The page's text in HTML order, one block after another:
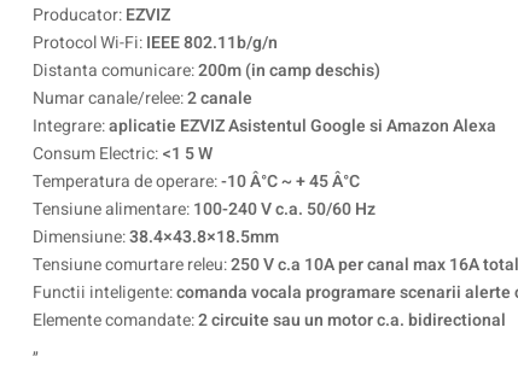
Producator:EZVIZ
Protocol Wi-Fi:IEEE 802.11b/g/n
Distanta comunicare:200m (in camp deschis)
Numar canale/relee:2 canale
Integrare:aplicatie EZVIZ Asistentul Google si Amazon Alexa
Consum Electric:<1 5 W
Temperatura de operare:-10 Â°C ~ + 45 Â°C
Tensiune alimentare:100-240 V c.a. 50/60 Hz
Dimensiune:38.4×43.8×18.5mm
Tensiune comurtare releu:250 V c.a 10A per canal max 16A total
Functii inteligente:comanda vocala programare scenarii
Elemente comandate:2 circuite sau un motor c.a. bidirectional
„